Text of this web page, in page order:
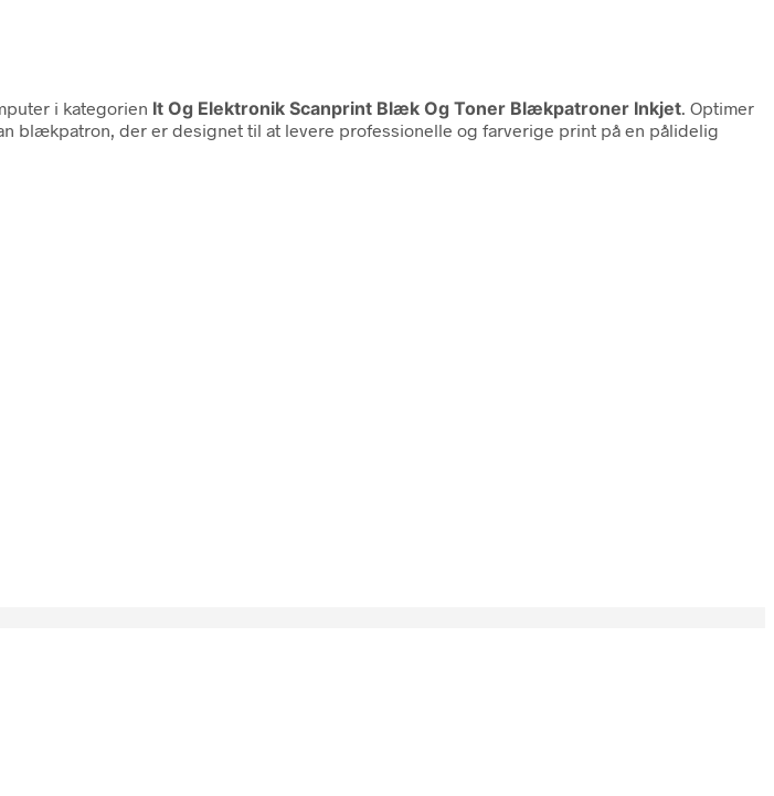
i kategorien It Og Elektronik Scanprint Blæk Og Toner Blækpatroner Inkjet . Optimer
blækpatron, der er designet til at levere professionelle og farverige print på en pålidelig